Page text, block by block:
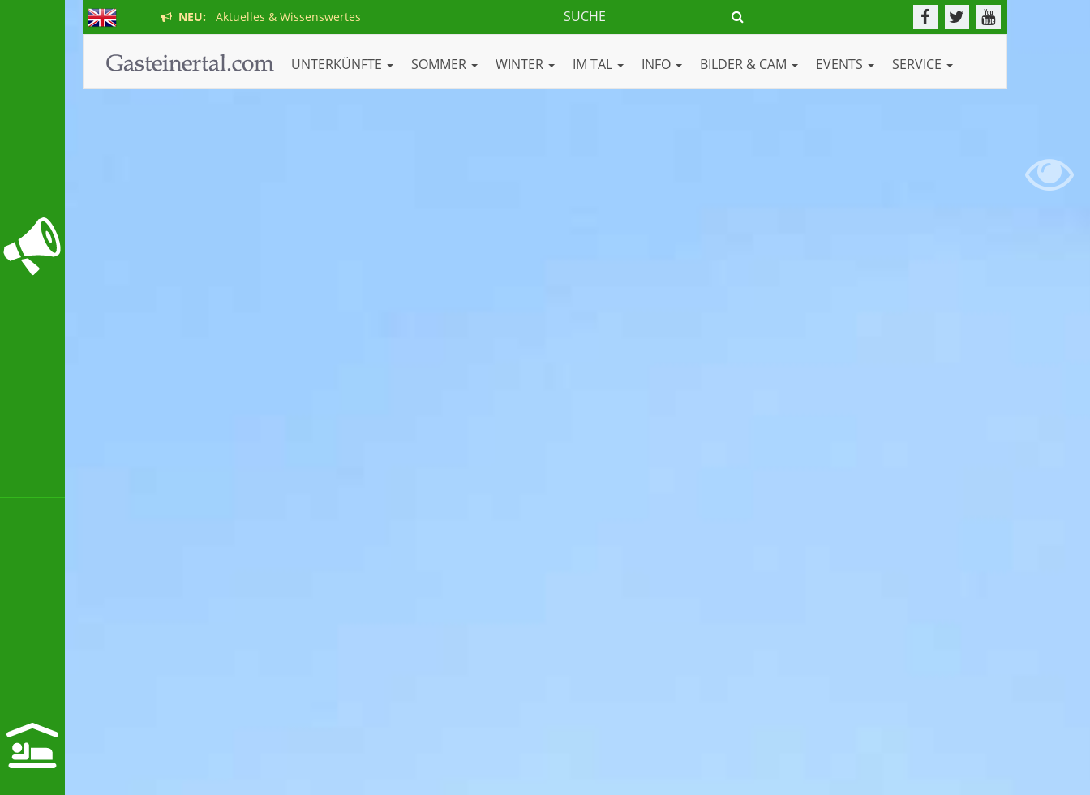
NEU: Aktuelles & Wissenswertes
UNTERKÜNFTE SOMMER WINTER IM TAL INFO BILDER & CAM EVENTS SERVICE